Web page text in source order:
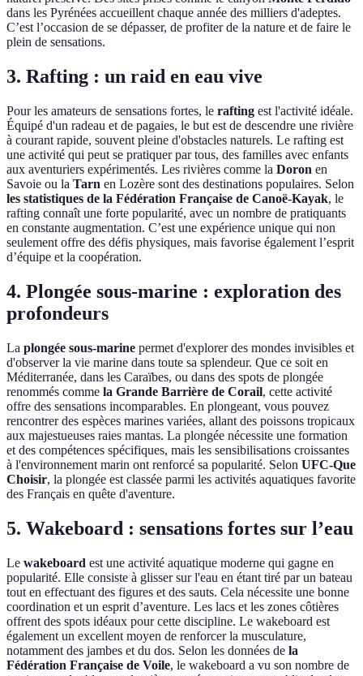
dans les Pyrénées accueillent chaque année des milliers d'adeptes.
C’est l’occasion de se dépasser, de profiter de la nature et de faire le
plein de sensations.
3. Rafting : un raid en eau vive
Pour les amateurs de sensations fortes, le rafting est l'activité idéale.
Équipé d'un radeau et de pagaies, le but est de descendre une rivière
à courant rapide, souvent pleine d'obstacles naturels. Le rafting est
une activité qui peut se pratiquer par tous, des familles avec enfants
aux aventuriers expérimentés. Les rivières comme la Doron en
Savoie ou la Tarn en Lozère sont des destinations populaires. Selon
les statistiques de la Fédération Française de Canoë-Kayak, le
rafting connaît une forte popularité, avec un nombre de pratiquants
en constante augmentation. C’est une expérience unique qui non
seulement offre des défis physiques, mais favorise également l’esprit
d’équipe et la coopération.
4. Plongée sous-marine : exploration des
profondeurs
La plongée sous-marine permet d'explorer des mondes invisibles et
d'observer la vie marine dans toute sa splendeur. Que ce soit en
Méditerranée, dans les Caraïbes, ou dans des spots de plongée
renommés comme la Grande Barrière de Corail, cette activité
offre des sensations incomparables. En plongeant, vous pouvez
rencontrer des espèces marines variées, allant des poissons tropicaux
aux majestueuses raies mantas. La plongée nécessite une formation
et des compétences spécifiques, mais les sensibilisations croissantes
à l'environnement marin ont renforcé sa popularité. Selon UFC-Que
Choisir, la plongée est classée parmi les activités aquatiques favorite
des Français en quête d'aventure.
5. Wakeboard : sensations fortes sur l’eau
Le wakeboard est une activité aquatique moderne qui gagne en
popularité. Elle consiste à glisser sur l'eau en étant tiré par un bateau
tout en effectuant des figures et des sauts. Cela nécessite une bonne
coordination et un esprit d’aventure. Les lacs et les zones côtières
offrent des spots idéaux pour cette discipline. Le wakeboard est
également un excellent moyen de renforcer la musculature,
notamment des jambes et du dos. Selon les données de la
Fédération Française de Voile, le wakeboard a vu son nombre de